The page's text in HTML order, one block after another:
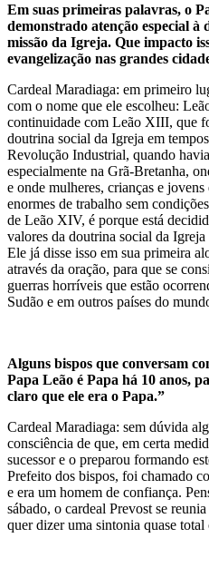
Em suas primeiras palavras, o
demonstrado atenção especial à
missão da Igreja. Que impacto
evangelização nas grandes
Cardeal Maradiaga: em primeiro
com o nome que ele escolheu:
continuidade com Leão XIII, que
doutrina social da Igreja em
Revolução Industrial, quando
especialmente na Grã-Bretanha,
e onde mulheres, crianças e
enormes de trabalho sem
de Leão XIV, é porque está
valores da doutrina social da
Ele já disse isso em sua primeira
através da oração, para que se
guerras horríveis que estão
Sudão e em outros países do
Alguns bispos que conversam
Papa Leão é Papa há 10 anos,
claro que ele era o Papa.”
Cardeal Maradiaga: sem dúvida
consciência de que, em certa
sucessor e o preparou formando
Prefeito dos bispos, foi chamado
e era um homem de confiança.
sábado, o cardeal Prevost se
quer dizer uma sintonia quase total